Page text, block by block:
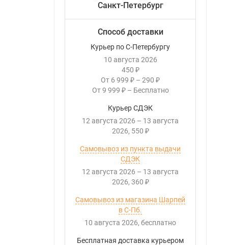
Санкт-Петербург
Способ доставки
Курьер по С-Петербургу
10 августа 2026
450 ₽
От 6 999 ₽ – 290 ₽
От 9 999 ₽ – Бесплатно
Курьер СДЭК
12 августа 2026 – 13 августа
2026 550 ₽
Самовывоз из пункта выдачи
СДЭК
12 августа 2026 – 13 августа
2026 360 ₽
Самовывоз из магазина Шарпей
в С-Пб.
10 августа 2026
Бесплатно
Бесплатная доставка курьером